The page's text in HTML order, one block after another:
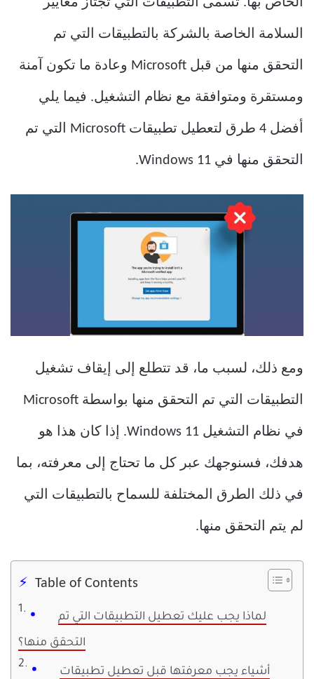
الخاص بها. تسمى التطبيقات التي تجتاز معايير
السلامة الخاصة بالشركة بالتطبيقات التي تم
التحقق منها من قبل Microsoft وعادة ما تكون آمنة
ومستقرة ومتوافقة مع نظام التشغيل. فيما يلي
أفضل 4 طرق لتعطيل تطبيقات Microsoft التي تم
التحقق منها في Windows 11.
ومع ذلك، لسبب ما، قد تتطلع إلى إيقاف تشغيل
التطبيقات التي تم التحقق منها بواسطة Microsoft
في نظام التشغيل Windows 11. إذا كان هذا هو
هدفك، فسنوجهك عبر كل ما تحتاج إلى معرفته، بما
في ذلك الطرق المختلفة للسماح بالتطبيقات التي
لم يتم التحقق منها.
Table of Contents
لماذا يجب عليك تعطيل التطبيقات التي تم
التحقق منها؟
أشياء يجب معرفتها قبل تعطيل تطبيقات